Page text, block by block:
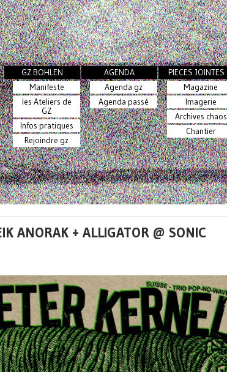
GZ BOHLEN
Manifeste
les Ateliers de
GZ
Infos pratiques
Rejoindre gz
AGENDA
Agenda gz
Agenda passé
PIECES JOINTES
Magazine
Imagerie
Archives chaos
Chantier
ANORAK + ALLIGATOR @ SONIC